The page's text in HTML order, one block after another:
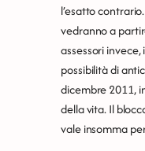
l’esatto
vedranno a
assessori
possibilità di
dicembre 2011,
della vita. Il
vale insomma